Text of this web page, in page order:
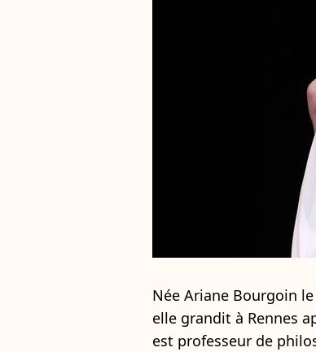
Née Ariane Bourgoin
elle grandit à Rennes
est professeur de